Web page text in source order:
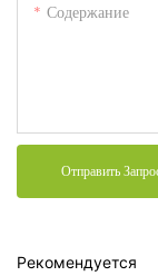
Содержание
Отправить
Рекомендуется